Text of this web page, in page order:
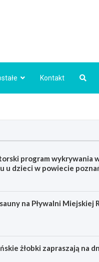
Kontakt
program wykrywania
u dzieci w powiecie
na Pływalni Miejskiej
żłobki zapraszają na